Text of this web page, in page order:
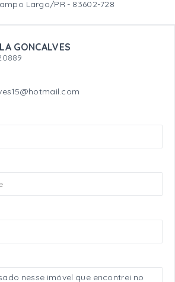
Largo/PR - 83602-728
GONCALVES